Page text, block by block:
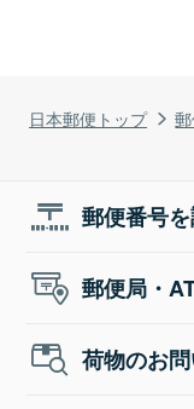
日本郵便トップ
郵便番号
郵便局・
荷物のお